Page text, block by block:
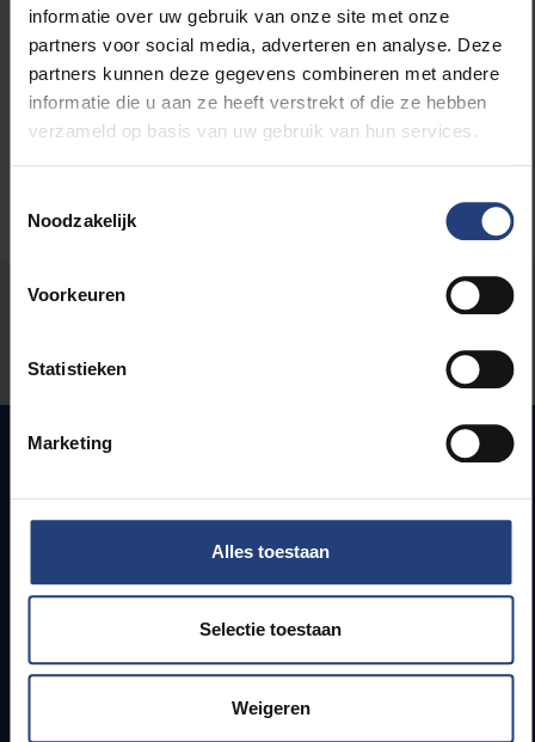
informatie over uw gebruik van onze site met onze
partners voor social media, adverteren en analyse. Deze
partners kunnen deze gegevens combineren met andere
informatie die u aan ze heeft verstrekt of die ze hebben
verzameld op basis van uw gebruik van hun services.
Noodzakelijk
Voorkeuren
Statistieken
Marketing
Alles toestaan
Selectie toestaan
Weigeren
Lees meer over:
Wetenschap en onderzoek
Stond er een fout op deze pagina?
Snel naar
Jobs
Onderzoeksgroepen
Campusfaciliteiten